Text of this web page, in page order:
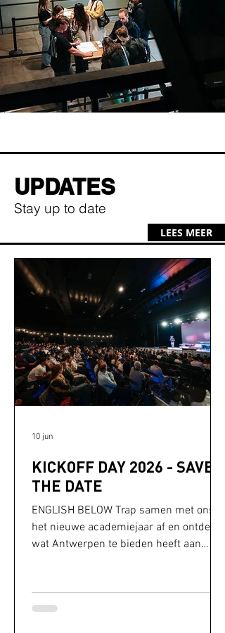
UPDATES
Stay up to date
LEES MEER
KICKOFF DAY 2026 - SAVE
THE DATE
ENGLISH BELOW Trap samen met ons
het nieuwe academiejaar af en ontdek
wat Antwerpen te bieden heeft aan
opnieuw Trix in voor KICKOFF DAY, hét
startevent voor ondernemende
10 jun